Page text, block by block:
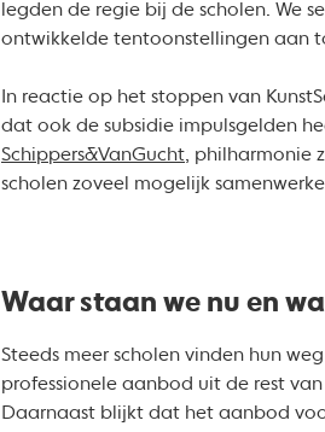
legden de regie bij de scholen. We
ontwikkelde tentoonstellingen aan
In reactie op het stoppen van
dat ook de subsidie impulsgelden
Schippers&VanGucht, philharmonie
scholen zoveel mogelijk
Waar staan we nu en
Steeds meer scholen vinden hun
professionele aanbod uit de rest
Daarnaast blijkt dat het aanbod